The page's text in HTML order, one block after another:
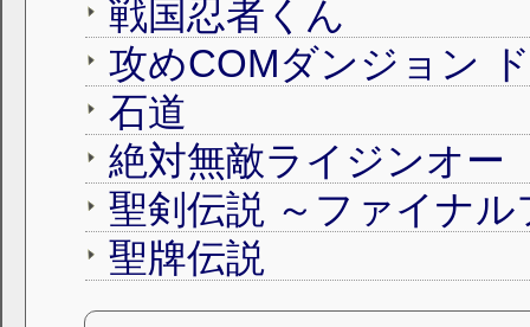
戦国忍者くん
攻めCOMダンジョン
石道
絶対無敵ライジンオー
聖剣伝説 ～ファイナ
聖牌伝説